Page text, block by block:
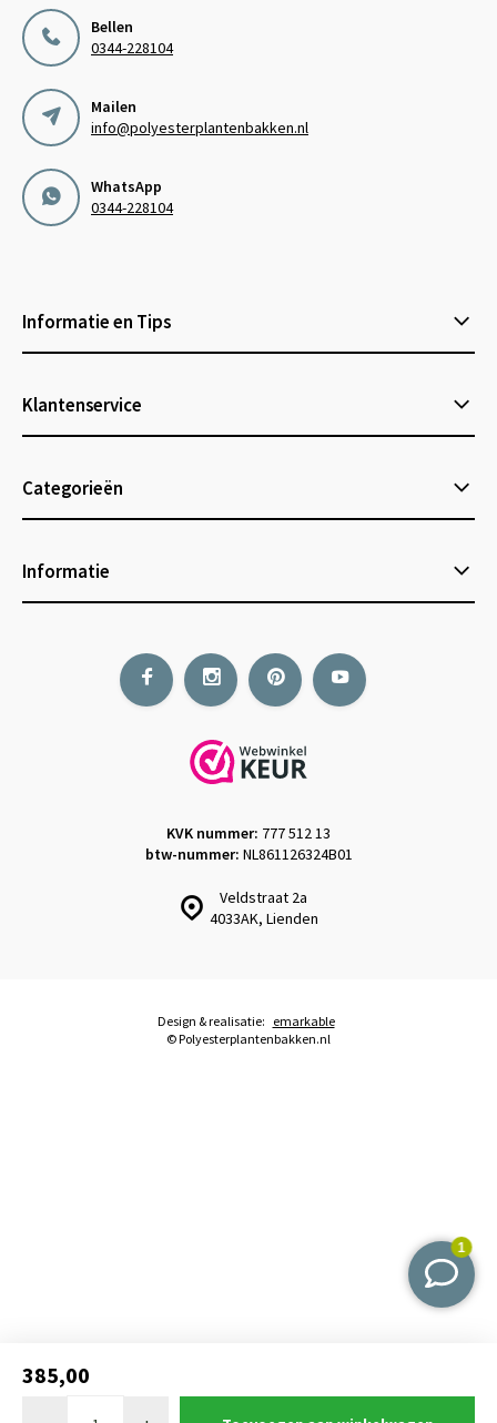
385,00
Bellen
0344-228104
Mailen
info@polyesterplantenbakken.nl
WhatsApp
0344-228104
Informatie en Tips
Klantenservice
Categorieën
Informatie
Veldstraat 2a
4033AK, Lienden
KVK nummer: 777 512 13
btw-nummer: NL861126324B01
© Polyesterplantenbakken.nl
Design & realisatie: emarkable